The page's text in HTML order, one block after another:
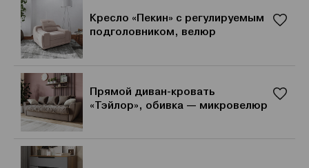
Кресло «Пекин» с регулируемым
подголовником, велюр
Прямой диван-кровать
«Тэйлор», обивка — микровелюр